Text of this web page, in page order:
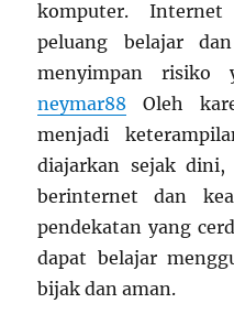
komputer. Internet
peluang belajar
menyimpan risiko
neymar88 Oleh
menjadi
diajarkan sejak
berinternet dan
pendekatan yang
dapat belajar
bijak dan aman.